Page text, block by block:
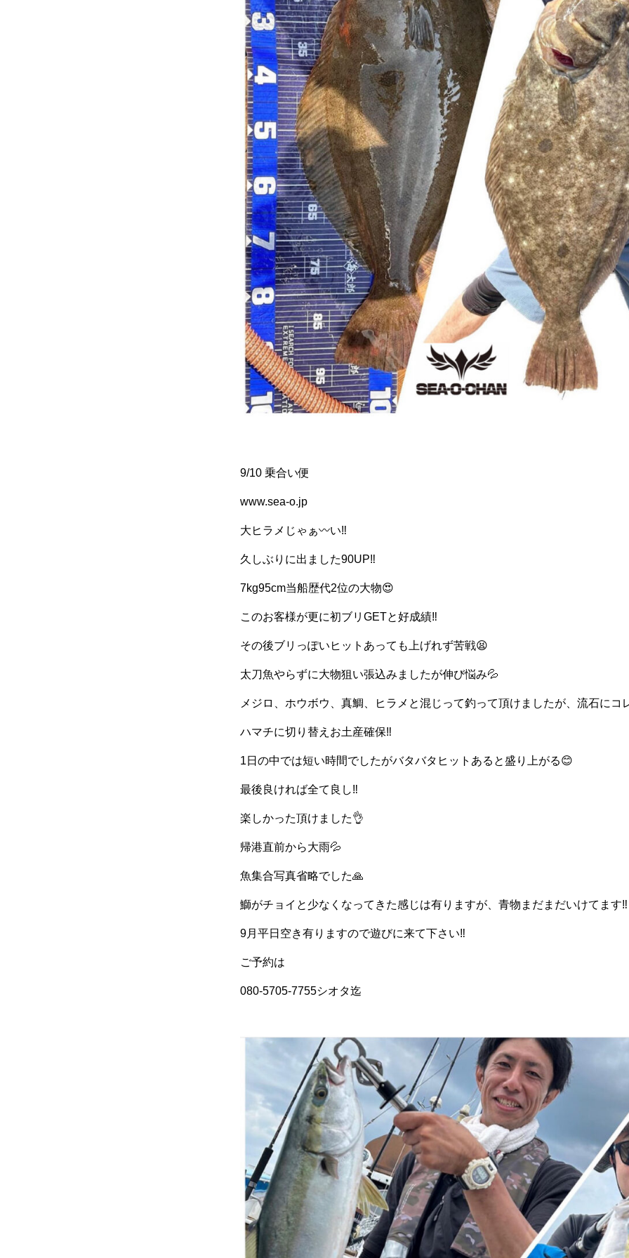
9/10 乗合い便
www.sea-o.jp
大ヒラメじゃぁ〰︎い‼️
久しぶりに出ました90UP‼️
7kg95cm当船歴代2位の大物😍
このお客様が更に初ブリGETと好成績‼️
その後ブリっぽいヒットあっても上げれず苦戦😫
太刀魚やらずに大物狙い張込みましたが伸び悩み💦
メジロ、ホウボウ、真鯛、ヒラメと混じって釣って頂けましたが、流石にコ
ハマチに切り替えお土産確保‼️
1日の中では短い時間でしたがバタバタヒットあると盛り上がる😊
最後良ければ全て良し‼️
楽しかった頂けました👌
帰港直前から大雨💦
魚集合写真省略でした🙏
鰤がチョイと少なくなってきた感じは有りますが、青物まだまだいけてます‼️
9月平日空き有りますので遊びに来て下さい‼️
ご予約は
080-5705-7755シオタ迄